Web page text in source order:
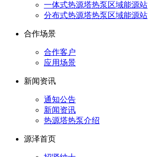
一体式热源塔热泵区域能源站
分布式热源塔热泵区域能源站
合作场景
合作客户
应用场景
新闻资讯
通知公告
新闻资讯
热源塔热泵介绍
源泽首页